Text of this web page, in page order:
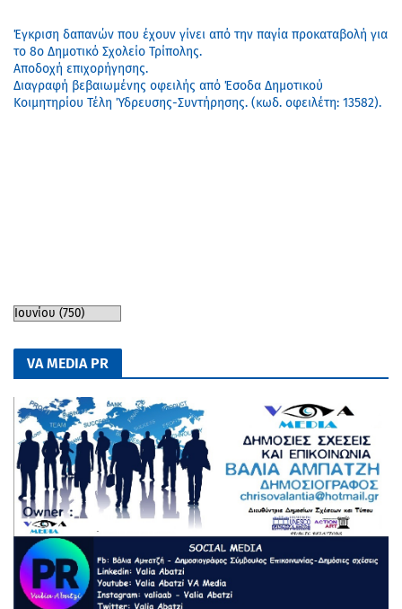
Έγκριση δαπανών που έχουν γίνει από την παγία προκαταβολή για
το 8ο Δημοτικό Σχολείο Τρίπολης.
Αποδοχή επιχορήγησης.
Διαγραφή βεβαιωμένης οφειλής από Έσοδα Δημοτικού
Κοιμητηρίου Τέλη Ύδρευσης-Συντήρησης. (κωδ. οφειλέτη: 13582).
VA MEDIA PR